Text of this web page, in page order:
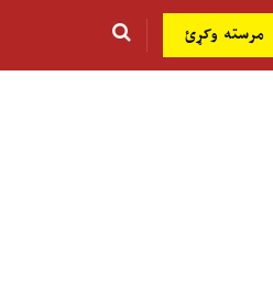
مرسته وکړئ